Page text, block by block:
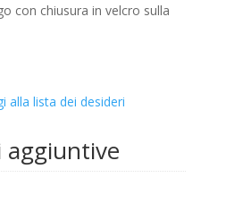
con chiusura in velcro sulla
alla lista dei desideri